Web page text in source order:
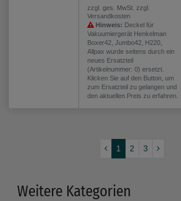
zzgl. ges. MwSt. zzgl.
Versandkosten
Hinweis: Deckel für
Vakuumiergerät Henkelman
Boxer42, Jumbo42, H220,
Allpax wurde seitens durch ein
neues Ersatzteil
(Artikelnummer: 0) ersetzt.
Klicken Sie auf den Button, um
zum Ersatzteil zu gelangen und
den aktuellen Preis zu erfahren.
1 2 3
Weitere Kategorien